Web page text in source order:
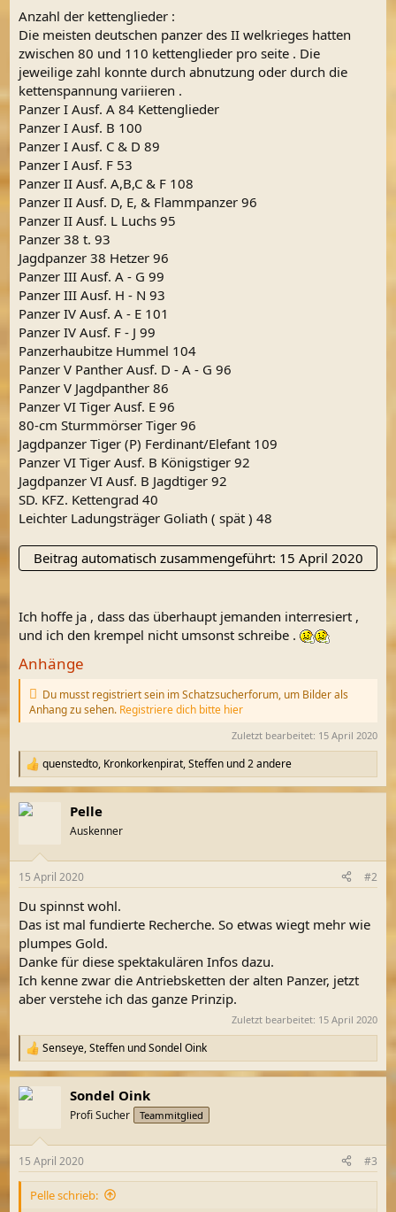
Anzahl der kettenglieder :
Die meisten deutschen panzer des II welkrieges hatten
zwischen 80 und 110 kettenglieder pro seite . Die
jeweilige zahl konnte durch abnutzung oder durch die
kettenspannung variieren .
Panzer I Ausf. A 84 Kettenglieder
Panzer I Ausf. B 100
Panzer I Ausf. C & D 89
Panzer I Ausf. F 53
Panzer II Ausf. A,B,C & F 108
Panzer II Ausf. D, E, & Flammpanzer 96
Panzer II Ausf. L Luchs 95
Panzer 38 t. 93
Jagdpanzer 38 Hetzer 96
Panzer III Ausf. A - G 99
Panzer III Ausf. H - N 93
Panzer IV Ausf. A - E 101
Panzer IV Ausf. F - J 99
Panzerhaubitze Hummel 104
Panzer V Panther Ausf. D - A - G 96
Panzer V Jagdpanther 86
Panzer VI Tiger Ausf. E 96
80-cm Sturmmörser Tiger 96
Jagdpanzer Tiger (P) Ferdinant/Elefant 109
Panzer VI Tiger Ausf. B Königstiger 92
Jagdpanzer VI Ausf. B Jagdtiger 92
SD. KFZ. Kettengrad 40
Leichter Ladungsträger Goliath ( spät ) 48
Beitrag automatisch zusammengeführt: 15 April 2020
Ich hoffe ja , dass das überhaupt jemanden interresiert ,
und ich den krempel nicht umsonst schreibe .
Anhänge
Du musst registriert sein im Schatzsucherforum, um Bilder als
Anhang zu sehen. Registriere dich bitte hier
Zuletzt bearbeitet: 15 April 2020
R
e
a
k
e
:
quenstedto, Kronkorkenpirat,Steffen und 2 andere
Pelle
Auskenner
15 April 2020 #2
Du spinnst wohl.
Das ist mal fundierte Recherche. So etwas wiegt mehr wie
plumpes Gold.
Danke für diese spektakulären Infos dazu.
Ich kenne zwar die Antriebsketten der alten Panzer, jetzt
aber verstehe ich das ganze Prinzip.
Zuletzt bearbeitet: 15 April 2020
R
e
a
k
e
n
Senseye,Steffen undSondel Oink
Sondel Oink
Profi Sucher Teammitglied
15 April 2020 #3
Pelle schrieb: